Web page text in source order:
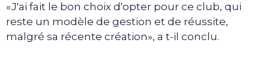
«J'ai fait le bon choix d'opter pour ce club, qui
reste un modèle de gestion et de réussite,
malgré sa récente création», a t-il conclu.